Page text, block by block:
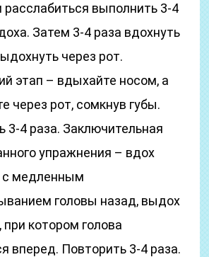
расслабиться выполнить 3-4
Затем 3-4 раза вдохнуть
через рот.
этап – вдыхайте носом, а
через рот, сомкнув губы.
3-4 раза. Заключительная
упражнения – вдох
с медленным
головы назад, выдох
при котором голова
вперед. Повторить 3-4 раза.